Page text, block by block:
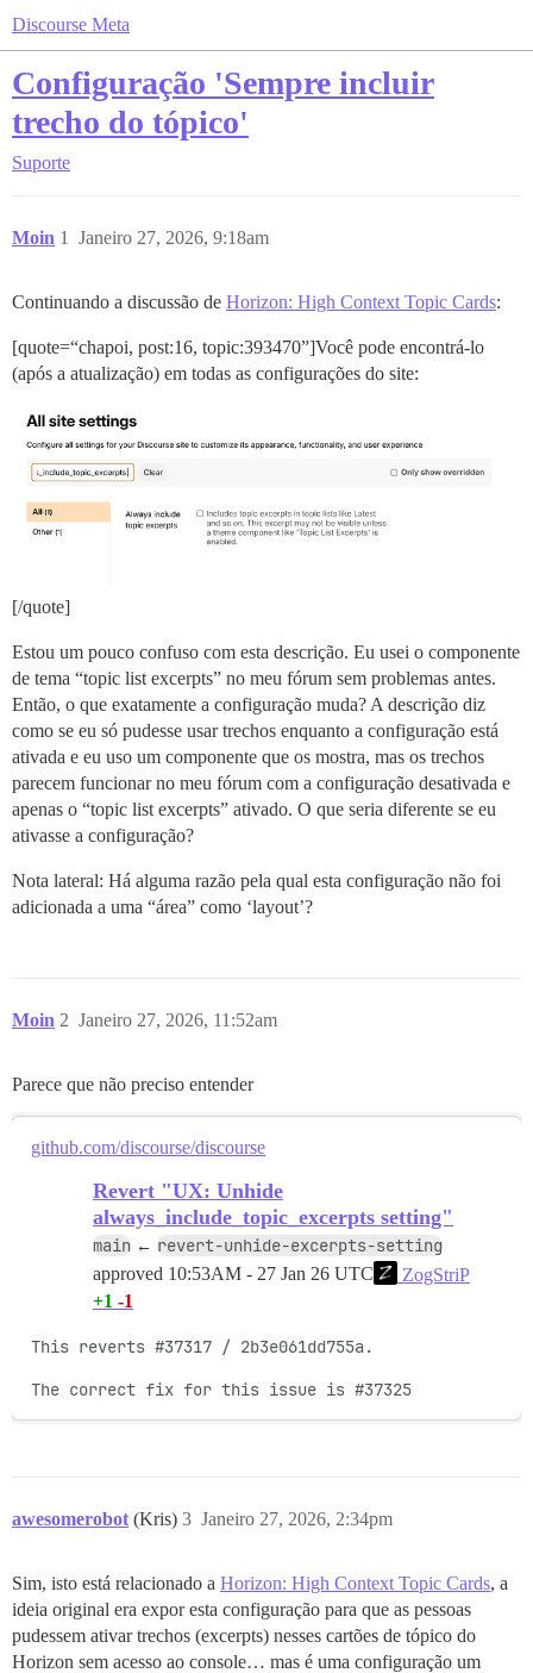
Discourse Meta
Configuração 'Sempre incluir
trecho do tópico'
Suporte
Moin Janeiro 27, 2026, 9:18am
1
Continuando a discussão de Horizon: High Context Topic Cards:
[quote=“chapoi, post:16, topic:393470”]Você pode encontrá-lo
(após a atualização) em todas as configurações do site:
[/quote]
Estou um pouco confuso com esta descrição. Eu usei o componente
de tema “topic list excerpts” no meu fórum sem problemas antes.
Então, o que exatamente a configuração muda? A descrição diz
como se eu só pudesse usar trechos enquanto a configuração está
ativada e eu uso um componente que os mostra, mas os trechos
parecem funcionar no meu fórum com a configuração desativada e
apenas o “topic list excerpts” ativado. O que seria diferente se eu
ativasse a configuração?
Nota lateral: Há alguma razão pela qual esta configuração não foi
adicionada a uma “área” como ‘layout’?
Moin Janeiro 27, 2026, 11:52am
2
Parece que não preciso entender
github.com/discourse/discourse
Revert "UX: Unhide
always_include_topic_excerpts setting"
main ← revert-unhide-excerpts-setting
approved 10:53AM - 27 Jan 26 UTC
ZogStriP
+1 -1
This reverts #37317 / 2b3e061dd755a.
The correct fix for this issue is #37325
awesomerobot (Kris) Janeiro 27, 2026, 2:34pm
3
Sim, isto está relacionado a Horizon: High Context Topic Cards, a
ideia original era expor esta configuração para que as pessoas
pudessem ativar trechos (excerpts) nesses cartões de tópico do
Horizon sem acesso ao console… mas é uma configuração um